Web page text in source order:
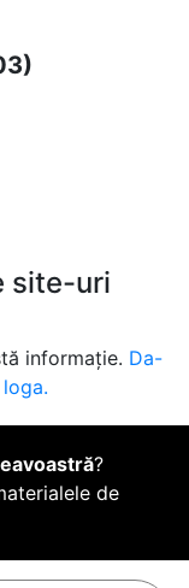
site-uri
informație. Da-
?
de